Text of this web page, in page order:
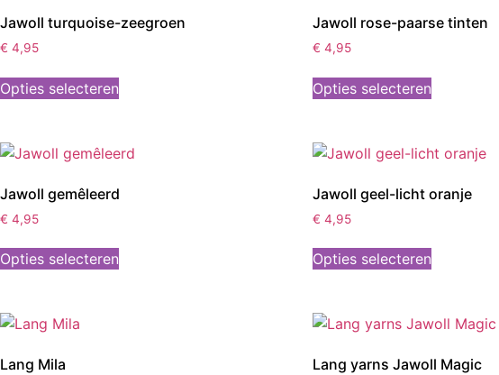
Jawoll turquoise-zeegroen
€ 4,95
Opties selecteren
Jawoll rose-paarse tinten
€ 4,95
Opties selecteren
Jawoll gemêleerd
€ 4,95
Opties selecteren
Jawoll geel-licht oranje
€ 4,95
Opties selecteren
Lang Mila Lang yarns Jawoll Magic